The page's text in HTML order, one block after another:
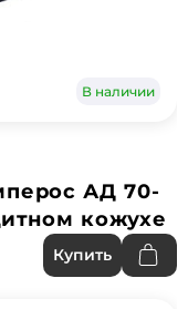
В наличии
АД 70-
кожухе
Купить